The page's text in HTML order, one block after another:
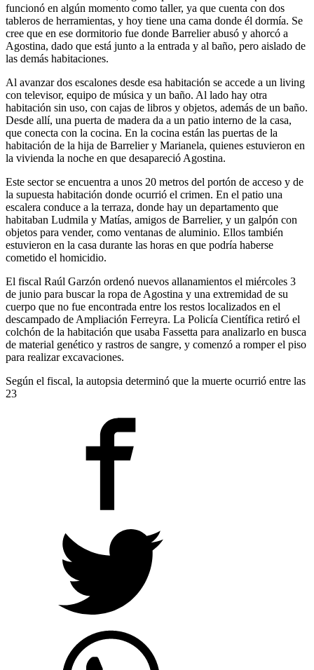
funcionó en algún momento como taller, ya que cuenta con dos
tableros de herramientas, y hoy tiene una cama donde él dormía. Se
cree que en ese dormitorio fue donde Barrelier abusó y ahorcó a
Agostina, dado que está junto a la entrada y al baño, pero aislado de
las demás habitaciones.
Al avanzar dos escalones desde esa habitación se accede a un living
con televisor, equipo de música y un baño. Al lado hay otra
habitación sin uso, con cajas de libros y objetos, además de un baño.
Desde allí, una puerta de madera da a un patio interno de la casa,
que conecta con la cocina. En la cocina están las puertas de la
habitación de la hija de Barrelier y Marianela, quienes estuvieron en
la vivienda la noche en que desapareció Agostina.
Este sector se encuentra a unos 20 metros del portón de acceso y de
la supuesta habitación donde ocurrió el crimen. En el patio una
escalera conduce a la terraza, donde hay un departamento que
habitaban Ludmila y Matías, amigos de Barrelier, y un galpón con
objetos para vender, como ventanas de aluminio. Ellos también
estuvieron en la casa durante las horas en que podría haberse
cometido el homicidio.
El fiscal Raúl Garzón ordenó nuevos allanamientos el miércoles 3
de junio para buscar la ropa de Agostina y una extremidad de su
cuerpo que no fue encontrada entre los restos localizados en el
descampado de Ampliación Ferreyra. La Policía Científica retiró el
colchón de la habitación que usaba Fassetta para analizarlo en busca
de material genético y rastros de sangre, y comenzó a romper el piso
para realizar excavaciones.
Según el fiscal, la autopsia determinó que la muerte ocurrió entre las
23